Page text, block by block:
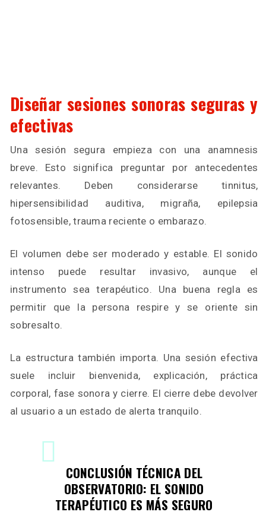
Diseñar sesiones sonoras seguras y
efectivas
Una sesión segura empieza con una anamnesis
breve. Esto significa preguntar por antecedentes
relevantes. Deben considerarse tinnitus,
hipersensibilidad auditiva, migraña, epilepsia
fotosensible, trauma reciente o embarazo.
El volumen debe ser moderado y estable. El sonido
intenso puede resultar invasivo, aunque el
instrumento sea terapéutico. Una buena regla es
permitir que la persona respire y se oriente sin
sobresalto.
La estructura también importa. Una sesión efectiva
suele incluir bienvenida, explicación, práctica
corporal, fase sonora y cierre. El cierre debe devolver
al usuario a un estado de alerta tranquilo.
CONCLUSIÓN TÉCNICA DEL
OBSERVATORIO: EL SONIDO
TERAPÉUTICO ES MÁS SEGURO